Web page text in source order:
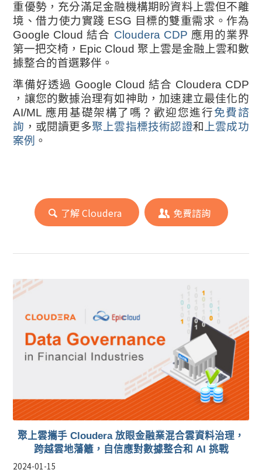
重優勢，充分滿足金融機構期盼資料上雲但不離
境、借力使力實踐 ESG 目標的雙重需求。作為
Google Cloud 結合 Cloudera CDP 應用的業界
第一把交椅，Epic Cloud 聚上雲是金融上雲和數
據整合的首選夥伴。
準備好透過 Google Cloud 結合 Cloudera CDP
，讓您的數據治理有如神助，加速建立最佳化的
AI/ML 應用基礎架構了嗎？歡迎您進行免費諮
詢 ，或閱讀更多聚上雲指標技術認證和 上雲成功
案例 。
了解 Cloudera 免費諮詢
聚上雲攜手 Cloudera 放眼金融業混合雲資料治理，
跨越雲地藩籬，自信應對數據整合和 AI 挑戰
2024-01-15